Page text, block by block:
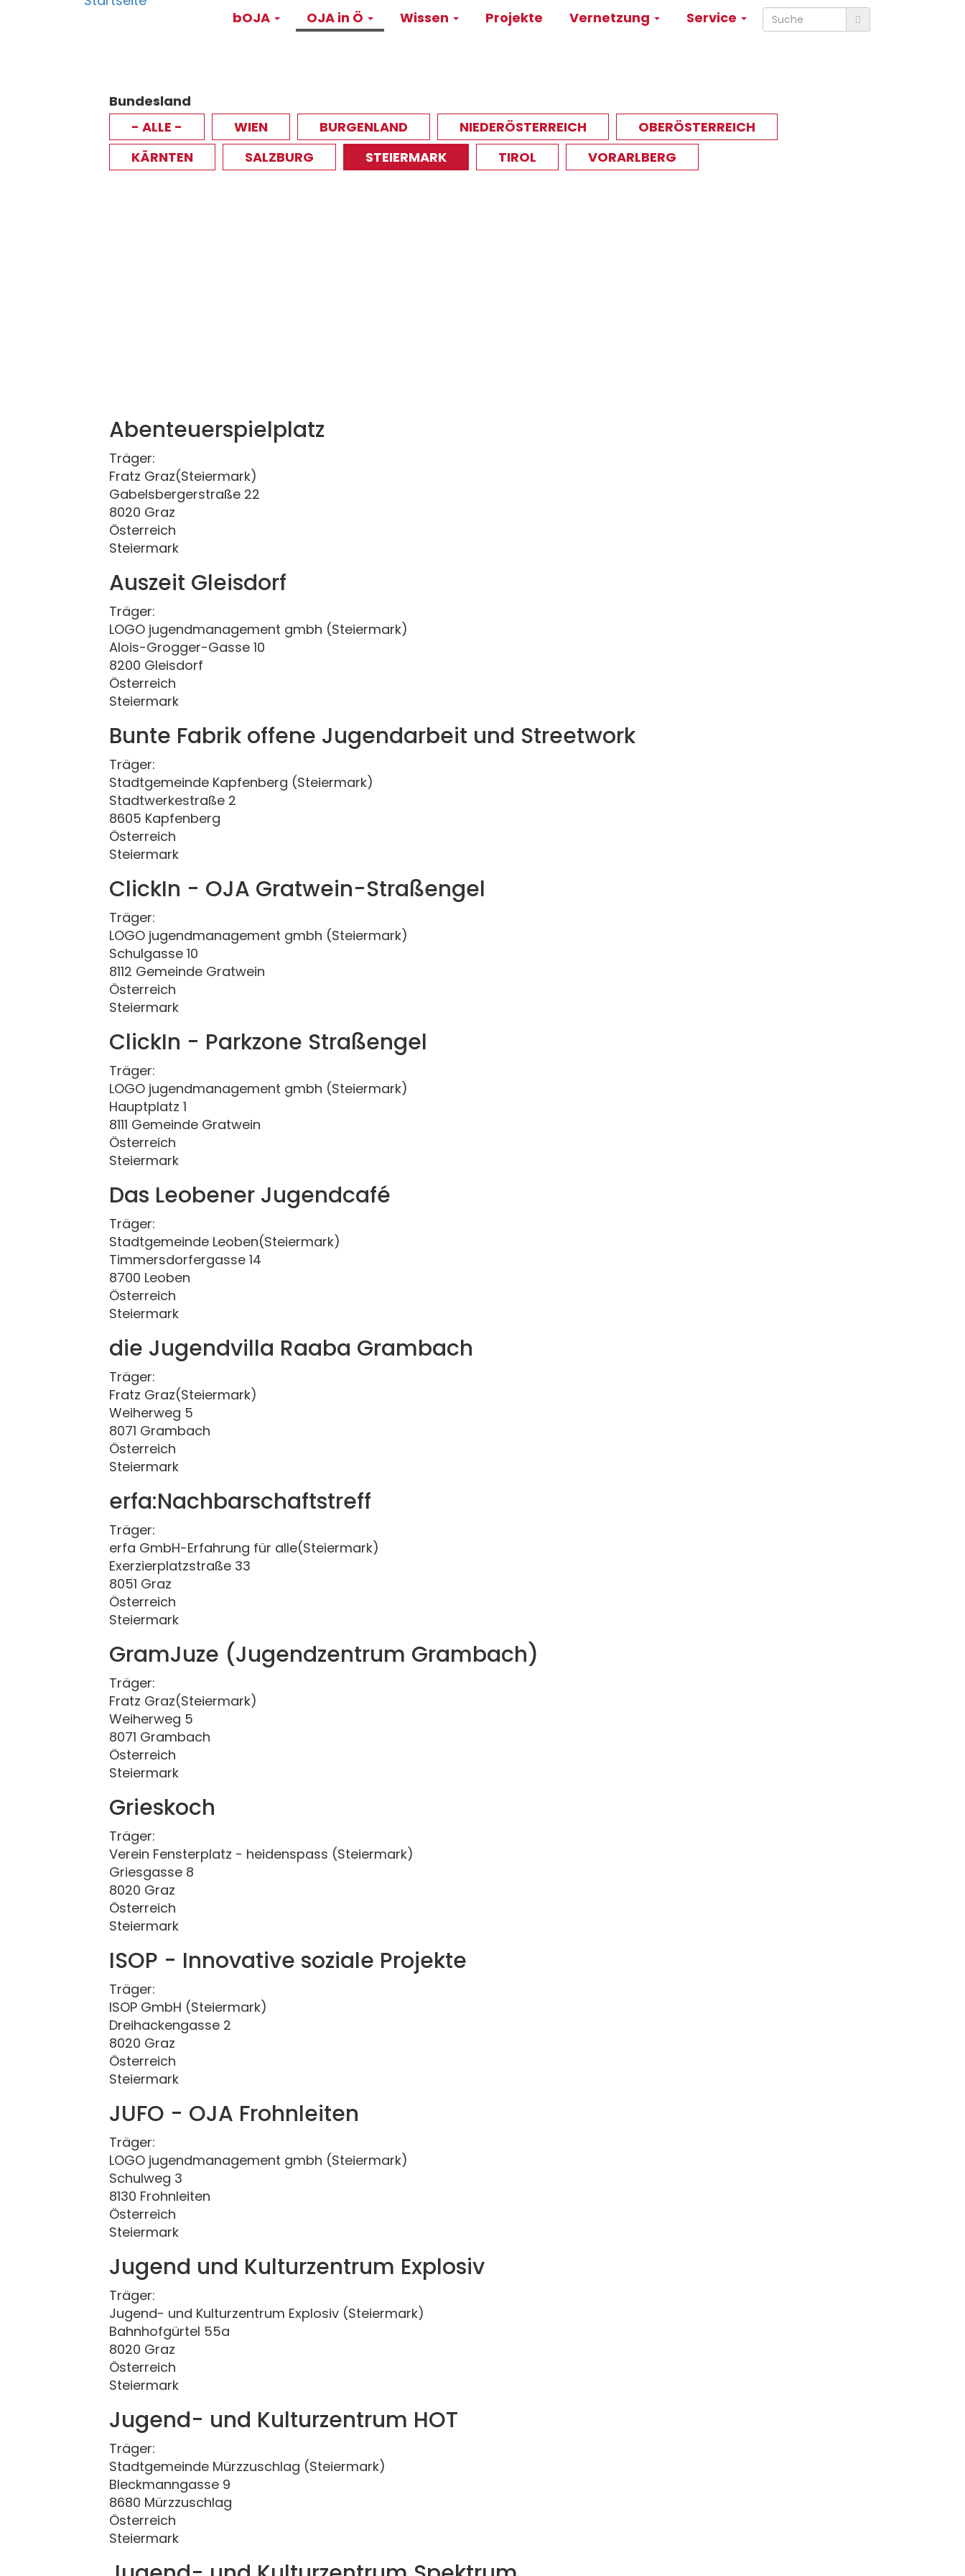
Main
navigation
bOJA OJA in Ö Wissen Projekte Vernetzung Service
Bundesland
- ALLE -
WIEN BURGENLAND NIEDERÖSTERREICH
OBERÖSTERREICH
KÄRNTEN
SALZBURG STEIERMARK TIROL VORARLBERG
Abenteuerspielplatz
Träger:
Fratz Graz(Steiermark)
Gabelsbergerstraße 22
8020 Graz
Österreich
Steiermark
Auszeit Gleisdorf
Träger:
LOGO jugendmanagement gmbh (Steiermark)
Alois-Grogger-Gasse 10
8200 Gleisdorf
Österreich
Steiermark
Bunte Fabrik offene Jugendarbeit und Streetwork
Träger:
Stadtgemeinde Kapfenberg (Steiermark)
Stadtwerkestraße 2
8605 Kapfenberg
Österreich
Steiermark
ClickIn - OJA Gratwein-Straßengel
Träger:
LOGO jugendmanagement gmbh (Steiermark)
Schulgasse 10
8112 Gemeinde Gratwein
Österreich
Steiermark
ClickIn - Parkzone Straßengel
Träger:
LOGO jugendmanagement gmbh (Steiermark)
Hauptplatz 1
8111 Gemeinde Gratwein
Österreich
Steiermark
Das Leobener Jugendcafé
Träger:
Stadtgemeinde Leoben(Steiermark)
Timmersdorfergasse 14
8700 Leoben
Österreich
Steiermark
die Jugendvilla Raaba Grambach
Träger:
Fratz Graz(Steiermark)
Weiherweg 5
8071 Grambach
Österreich
Steiermark
erfa:Nachbarschaftstreff
Träger:
erfa GmbH-Erfahrung für alle(Steiermark)
Exerzierplatzstraße 33
8051 Graz
Österreich
Steiermark
GramJuze (Jugendzentrum Grambach)
Träger:
Fratz Graz(Steiermark)
Weiherweg 5
8071 Grambach
Österreich
Steiermark
Grieskoch
Träger:
Verein Fensterplatz - heidenspass (Steiermark)
Griesgasse 8
8020 Graz
Österreich
Steiermark
ISOP - Innovative soziale Projekte
Träger:
ISOP GmbH (Steiermark)
Dreihackengasse 2
8020 Graz
Österreich
Steiermark
JUFO - OJA Frohnleiten
Träger:
LOGO jugendmanagement gmbh (Steiermark)
Schulweg 3
8130 Frohnleiten
Österreich
Steiermark
Jugend und Kulturzentrum Explosiv
Träger:
Jugend- und Kulturzentrum Explosiv (Steiermark)
Bahnhofgürtel 55a
8020 Graz
Österreich
Steiermark
Jugend- und Kulturzentrum HOT
Träger:
Stadtgemeinde Mürzzuschlag (Steiermark)
Bleckmanngasse 9
8680 Mürzzuschlag
Österreich
Steiermark